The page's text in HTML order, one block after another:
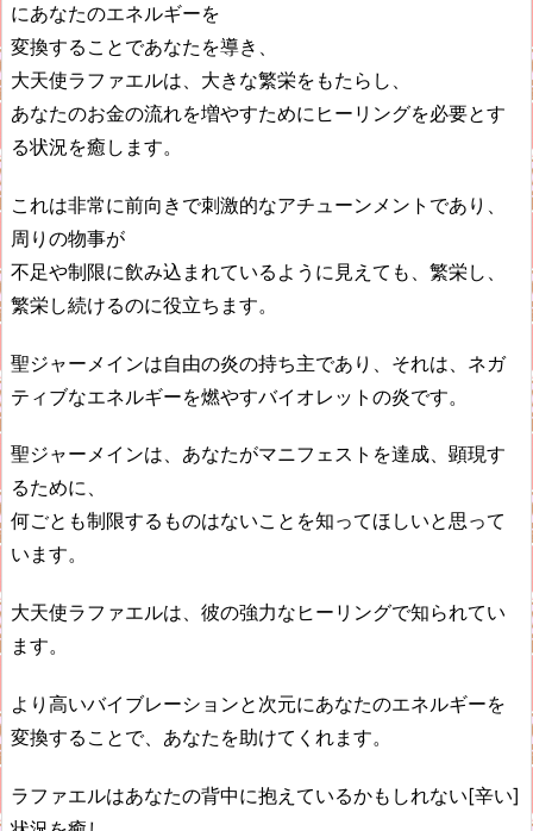
にあなたのエネルギーを
変換することであなたを導き、
大天使ラファエルは、大きな繁栄をもたらし、
あなたのお金の流れを増やすためにヒーリングを必要とす
る状況を癒します。
これは非常に前向きで刺激的なアチューンメントであり、
周りの物事が
不足や制限に飲み込まれているように見えても、繁栄し、
繁栄し続けるのに役立ちます。
聖ジャーメインは自由の炎の持ち主であり、それは、ネガ
ティブなエネルギーを燃やすバイオレットの炎です。
聖ジャーメインは、あなたがマニフェストを達成、顕現す
るために、
何ごとも制限するものはないことを知ってほしいと思って
います。
大天使ラファエルは、彼の強力なヒーリングで知られてい
ます。
より高いバイブレーションと次元にあなたのエネルギーを
変換することで、あなたを助けてくれます。
ラファエルはあなたの背中に抱えているかもしれない[辛い]